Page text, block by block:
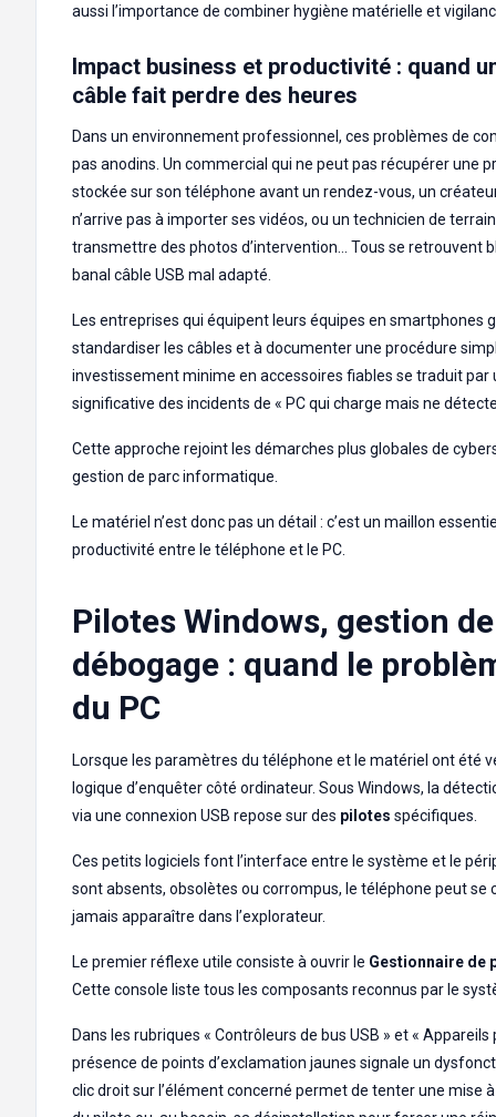
aussi l’importance de combiner hygiène matérielle et
Impact business et productivité : quand
câble fait perdre des heures
Dans un environnement professionnel, ces problèmes de
pas anodins. Un commercial qui ne peut pas récupérer une
stockée sur son téléphone avant un rendez-vous, un
n’arrive pas à importer ses vidéos, ou un technicien de
transmettre des photos d’intervention… Tous se retrouvent
banal câble USB mal adapté.
Les entreprises qui équipent leurs équipes en smartphones
standardiser les câbles et à documenter une procédure
investissement minime en accessoires fiables se traduit par
significative des incidents de « PC qui charge mais ne
Cette approche rejoint les démarches plus globales de
gestion de parc informatique.
Le matériel n’est donc pas un détail : c’est un maillon
productivité entre le téléphone et le PC.
Pilotes Windows, gestion de
débogage : quand le
du PC
Lorsque les paramètres du téléphone et le matériel ont été
logique d’enquêter côté ordinateur. Sous Windows, la
via une connexion USB repose sur des pilotes spécifiques.
Ces petits logiciels font l’interface entre le système et le
sont absents, obsolètes ou corrompus, le téléphone peut se
jamais apparaître dans l’explorateur.
Le premier réflexe utile consiste à ouvrir le Gestionnaire de
Cette console liste tous les composants reconnus par le
Dans les rubriques « Contrôleurs de bus USB » et « Appareils
présence de points d’exclamation jaunes signale un
clic droit sur l’élément concerné permet de tenter une mise